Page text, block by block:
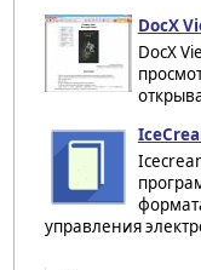
DocX
DocX
управления